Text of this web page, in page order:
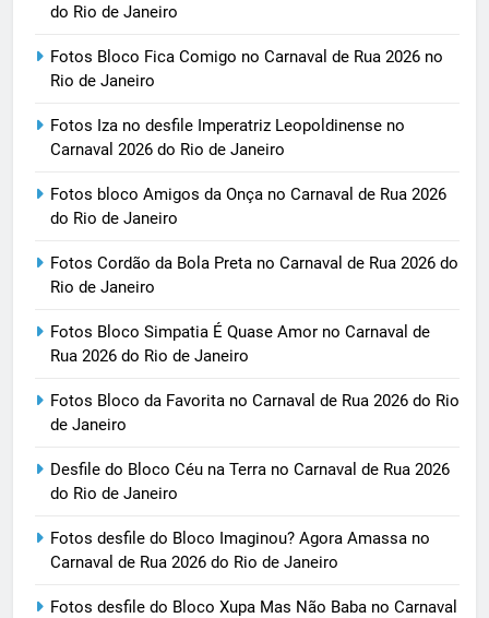
do Rio de Janeiro
Fotos Bloco Fica Comigo no Carnaval de Rua 2026 no
Rio de Janeiro
Fotos Iza no desfile Imperatriz Leopoldinense no
Carnaval 2026 do Rio de Janeiro
Fotos bloco Amigos da Onça no Carnaval de Rua 2026
do Rio de Janeiro
Fotos Cordão da Bola Preta no Carnaval de Rua 2026 do
Rio de Janeiro
Fotos Bloco Simpatia É Quase Amor no Carnaval de
Rua 2026 do Rio de Janeiro
Fotos Bloco da Favorita no Carnaval de Rua 2026 do Rio
de Janeiro
Desfile do Bloco Céu na Terra no Carnaval de Rua 2026
do Rio de Janeiro
Fotos desfile do Bloco Imaginou? Agora Amassa no
Carnaval de Rua 2026 do Rio de Janeiro
Fotos desfile do Bloco Xupa Mas Não Baba no Carnaval